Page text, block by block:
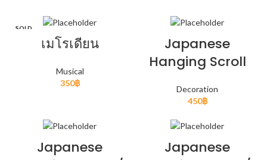
SOLD
เมโรเดียน
Musical
350฿
Japanese
Hanging Scroll
Decoration
450฿
Japanese
Japanese